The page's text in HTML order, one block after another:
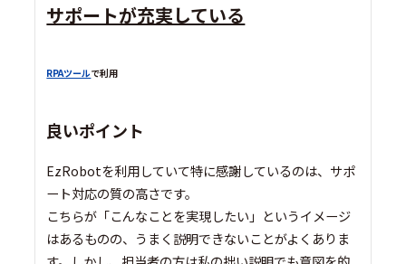
サポートが充実している
RPAツールで利用
良いポイント
EzRobotを利用していて特に感謝しているのは、サポ
ート対応の質の高さです。
こちらが「こんなことを実現したい」というイメージ
はあるものの、うまく説明できないことがよくありま